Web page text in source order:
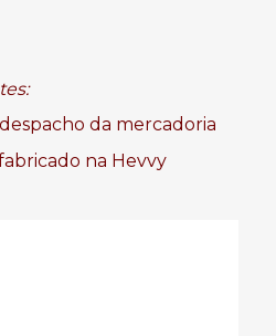
da mercadoria
na Hevvy